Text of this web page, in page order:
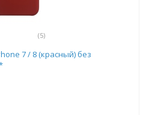
(5)
7 / 8 (красный) без